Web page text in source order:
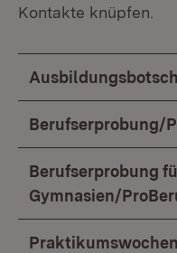
Kontakte knüpfen.
Berufserprobung/
Berufserprobung
Gymnasien/
Praktikumswochen